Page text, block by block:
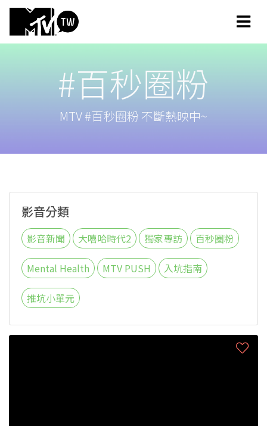
#百秒圈粉
MTV #百秒圈粉 不斷熱映中~
影音分類
影音新聞 大嘻哈時代2 獨家專訪 百秒圈粉
Mental Health MTV PUSH 入坑指南
推坑小單元